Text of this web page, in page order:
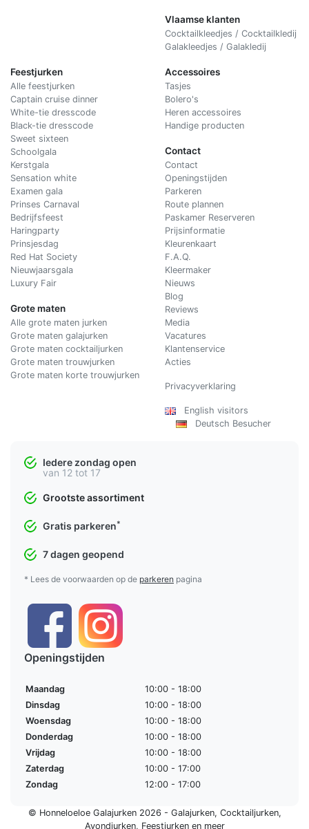
Vlaamse klanten
Cocktailkleedjes / Cocktailkledij
Galakleedjes / Galakledij
Feestjurken
Alle feestjurken
Captain cruise dinner
White-tie dresscode
Black-tie dresscode
Sweet sixteen
Schoolgala
Kerstgala
Sensation white
Examen gala
Prinses Carnaval
Bedrijfsfeest
Haringparty
Prinsjesdag
Red Hat Society
Nieuwjaarsgala
Luxury Fair
Grote maten
Alle grote maten jurken
Grote maten galajurken
Grote maten cocktailjurken
Grote maten trouwjurken
Grote maten korte trouwjurken
Accessoires
Tasjes
Bolero's
Heren accessoires
Handige producten
Contact
Contact
Openingstijden
Parkeren
Route plannen
Paskamer Reserveren
Prijsinformatie
Kleurenkaart
F.A.Q.
Kleermaker
Nieuws
Blog
Reviews
Media
Vacatures
Klantenservice
Acties
Privacyverklaring
English visitors
Deutsch Besucher
Iedere zondag open
van 12 tot 17
Grootste assortiment
Gratis parkeren*
7 dagen geopend
* Lees de voorwaarden op de parkeren pagina
Openingstijden
Maandag
10:00 - 18:00
Dinsdag
10:00 - 18:00
Woensdag
10:00 - 18:00
Donderdag
10:00 - 18:00
Vrijdag
10:00 - 18:00
Zaterdag
10:00 - 17:00
Zondag
12:00 - 17:00
© Honneloeloe Galajurken 2026 - Galajurken, Cocktailjurken,
Avondjurken, Feestjurkenen meer